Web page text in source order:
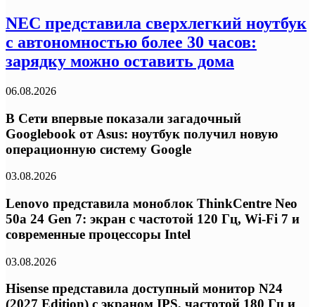
NEC представила сверхлегкий ноутбук
с автономностью более 30 часов:
зарядку можно оставить дома
06.08.2026
В Сети впервые показали загадочный
Googlebook от Asus: ноутбук получил новую
операционную систему Google
03.08.2026
Lenovo представила моноблок ThinkCentre Neo
50a 24 Gen 7: экран с частотой 120 Гц, Wi-Fi 7 и
современные процессоры Intel
03.08.2026
Hisense представила доступный монитор N24